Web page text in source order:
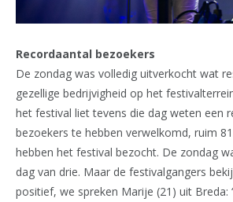
Recordaantal bezoekers
De zondag was volledig uitverkocht wat
gezellige bedrijvigheid op het
het festival liet tevens die dag weten een
bezoekers te hebben verwelkomd, ruim
hebben het festival bezocht. De zondag
dag van drie. Maar de festivalgangers
positief, we spreken Marije (21) uit Breda: